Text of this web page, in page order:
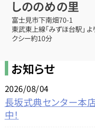
しののめの里
富士見市下南畑70-1
東武東上線「みずほ台駅」 よ
クシー約10分
お知らせ
2026/08/04
長坂式典センター本
中！